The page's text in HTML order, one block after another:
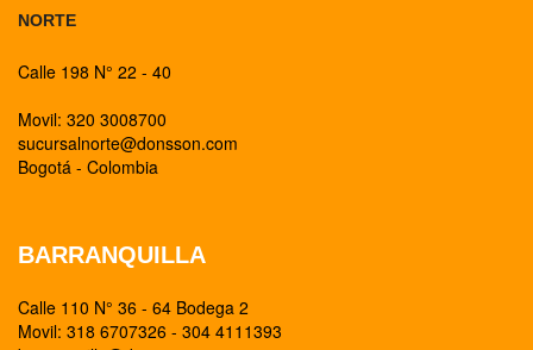
NORTE
Calle 198 N° 22 - 40
Movil: 320 3008700
sucursalnorte@donsson.com
Bogotá - Colombia
BARRANQUILLA
Calle 110 N° 36 - 64 Bodega 2
Movil: 318 6707326 - 304 4111393